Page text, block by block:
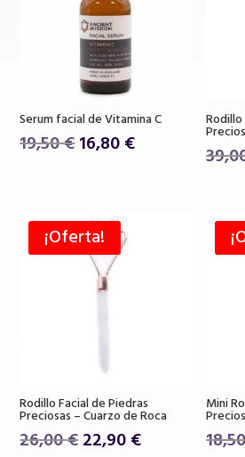
Serum facial de Vitamina C
19,50€El
19,50 €.
16,80€El
¡Oferta!
Rodillo Facial de Piedras
Preciosas – Cuarzo de Roca
26,00€El
22,90€El
Mini